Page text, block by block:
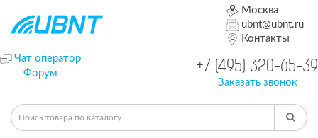
Москва
ubnt@ubnt.ru
Контакты
Чат оператор
Форум
+7 (495) 320-65-39
Заказать звонок